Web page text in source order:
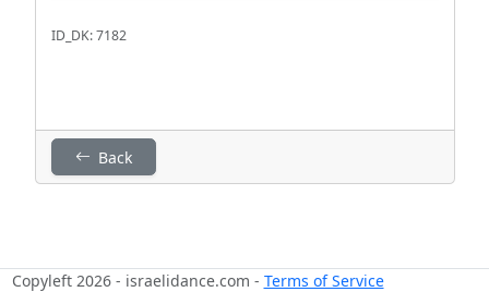
ID_DK: 7182
Back
Copyleft 2026 - israelidance.com - Terms of Service